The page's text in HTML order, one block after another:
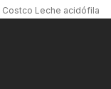
Costco Leche acidófila